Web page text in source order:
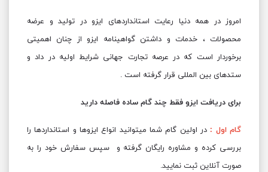
امروز در همه دنیا رعایت استانداردهای ایزو در تولید و عرضه
محصولات ، خدمات و داشتن گواهینامه ایزو از چنان اهمیتی
برخوردار است که در عرصه تجارت جهانی شرایط اولیه در داد و
ستدهای بین المللی قرار گرفته است .
برای دریافت ایزو فقط چند گام ساده فاصله دارید
گام اول : در اولین گام شما میتوانید انواع ایزوها و استانداردها را
بررسی کرده و مشاوره رایگان گرفته و سپس سفارش خود را به
صورت آنلاین ثبت نمایید.